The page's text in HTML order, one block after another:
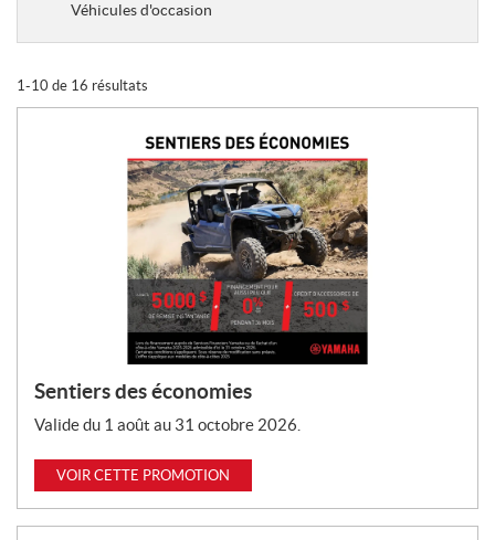
r
m
o
Véhicules d'occasion
1-10 de 16 résultats
Sentiers des économies
Valide du 1 août au 31 octobre 2026.
VOIR CETTE PROMOTION